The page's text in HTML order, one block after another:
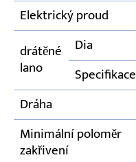
Elektrický proud
drátěné
lano
Dia
Specifikace
Dráha
Minimální poloměr
zakřivení